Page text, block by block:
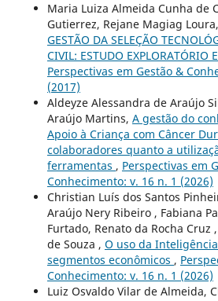
Maria Luiza Almeida Cunha de
Gutierrez, Rejane Magiag Loura,
GESTÃO DA SELEÇÃO
CIVIL: ESTUDO EXPLORATÓRIO
Perspectivas em Gestão &
(2017)
Aldeyze Alessandra de Araújo
Araújo Martins, A gestão do
Apoio à Criança com Câncer
colaboradores quanto a
ferramentas , Perspectivas em
Conhecimento: v. 16 n. 1 (2026)
Christian Luís dos Santos
Araújo Nery Ribeiro , Fabiana
Furtado, Renato da Rocha Cruz
de Souza , O uso da
segmentos econômicos ,
Conhecimento: v. 16 n. 1 (2026)
Luiz Osvaldo Vilar de Almeida,